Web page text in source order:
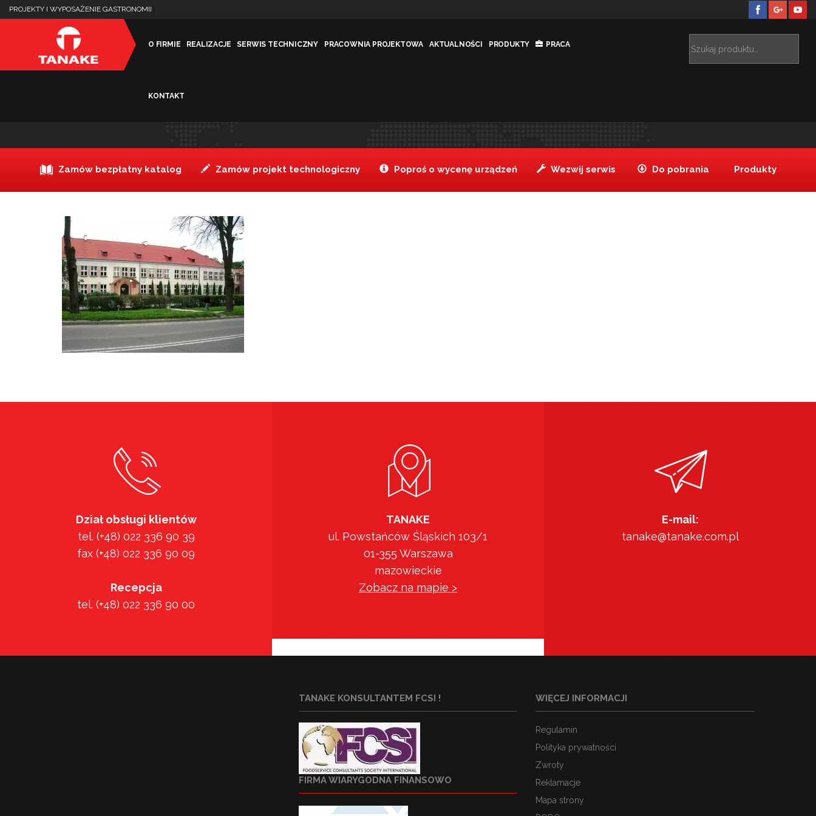
PROJEKTY I WYPOSAŻENIE GASTRONOMII
O FIRMIE REALIZACJE SERWIS TECHNICZNY PRACOWNIA PROJEKTOWA AKTUALNOŚCI PRODUKTY PRACA
KONTAKT
Zamów bezpłatny katalog Zamów projekt technologiczny Poproś o wycenę urządzeń Wezwij serwis Do pobrania Produkty
Dział obsługi klientów
tel. (+48) 022 336 90 39
fax (+48) 022 336 90 09
Recepcja
tel. (+48) 022 336 90 00
TANAKE
ul. Powstańców Śląskich 103/1
01-355 Warszawa
mazowieckie
Zobacz na mapie >
E-mail:
tanake@tanake.com.pl
TANAKE KONSULTANTEM FCSI !
FIRMA WIARYGODNA FINANSOWO
WIĘCEJ INFORMACJI
Regulamin
Polityka prywatności
Zwroty
Reklamacje
Mapa strony